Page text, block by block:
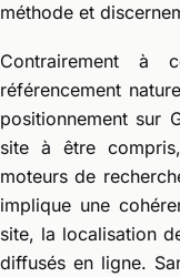
méthode et
Contrairement à
référencement
positionnement sur
site à être
moteurs de
implique une
site, la localisation
diffusés en ligne.